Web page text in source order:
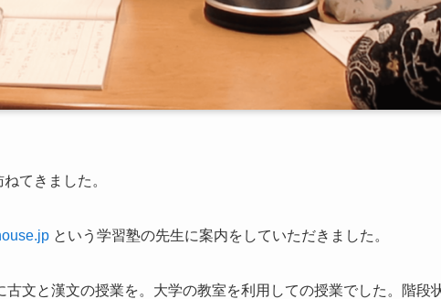
てきました。
という学習塾の先生に案内をしていただきました。
古文と漢文の授業を。大学の教室を利用しての授業でした。階段